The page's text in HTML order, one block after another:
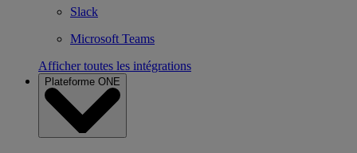
Slack
Microsoft Teams
Afficher toutes les intégrations
Plateforme ONE